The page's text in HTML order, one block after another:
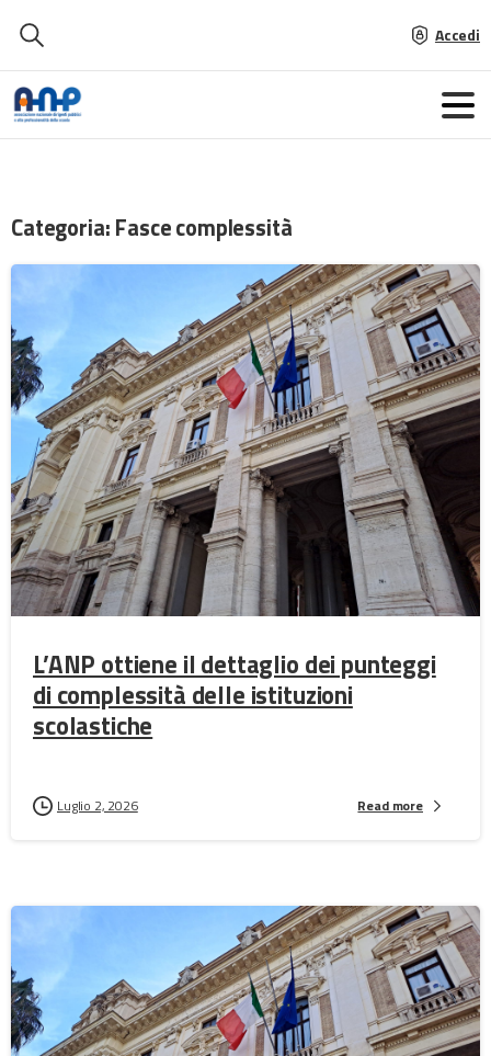
Accedi
Categoria:Fasce complessità
L’ANP ottiene il dettaglio dei punteggi
di complessità delle istituzioni
scolastiche
Luglio 2, 2026 Read more